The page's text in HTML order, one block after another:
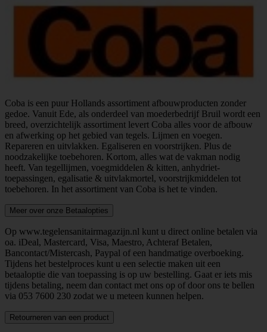
Coba is een puur Hollands assortiment afbouwproducten zonder
gedoe. Vanuit Ede, als onderdeel van moederbedrijf Bruil wordt een
breed, overzichtelijk assortiment levert Coba alles voor de afbouw
en afwerking op het gebied van tegels. Lijmen en voegen.
Repareren en uitvlakken. Egaliseren en voorstrijken. Plus de
noodzakelijke toebehoren. Kortom, alles wat de vakman nodig
heeft. Van tegellijmen, voegmiddelen & kitten, anhydriet-
toepassingen, egalisatie & uitvlakmortel, voorstrijkmiddelen tot
toebehoren. In het assortiment van Coba is het te vinden.
Meer over onze Betaalopties
Op www.tegelensanitairmagazijn.nl kunt u direct online betalen via
oa. iDeal, Mastercard, Visa, Maestro, Achteraf Betalen,
Bancontact/Mistercash, Paypal of een handmatige overboeking.
Tijdens het bestelproces kunt u een selectie maken uit een
betaaloptie die van toepassing is op uw bestelling. Gaat er iets mis
tijdens betaling, neem dan contact met ons op of door ons te bellen
via 053 7600 230 zodat we u meteen kunnen helpen.
Retourneren van een product